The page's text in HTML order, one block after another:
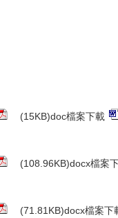
(15KB)doc檔案下載
(108.96KB)docx檔案
(71.81KB)docx檔案下